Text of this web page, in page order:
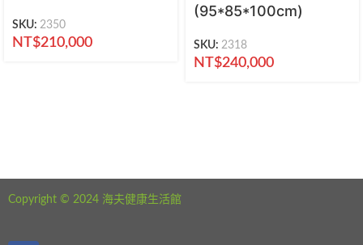
SKU: 2350
NT$210,000
(95*85*100cm)
SKU: 2318
NT$240,000
Copyright © 2024 海夫健康生活館